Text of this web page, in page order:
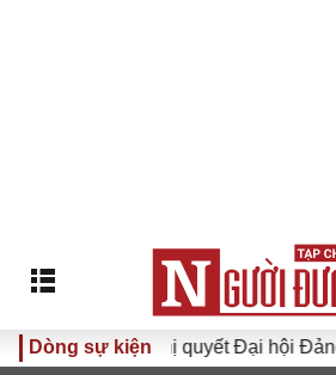
Dòng sự kiện
Đưa Nghị quyết Đại hội Đảng XIV